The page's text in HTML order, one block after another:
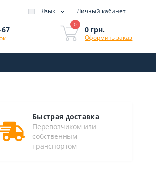
Язык Личный кабинет
67
0
0 грн.
Оформить заказ
Быстрая доставка
Перевозчиком или
собственным
транспортом